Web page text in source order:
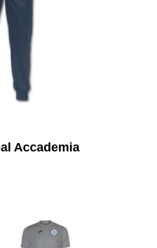
Accademia